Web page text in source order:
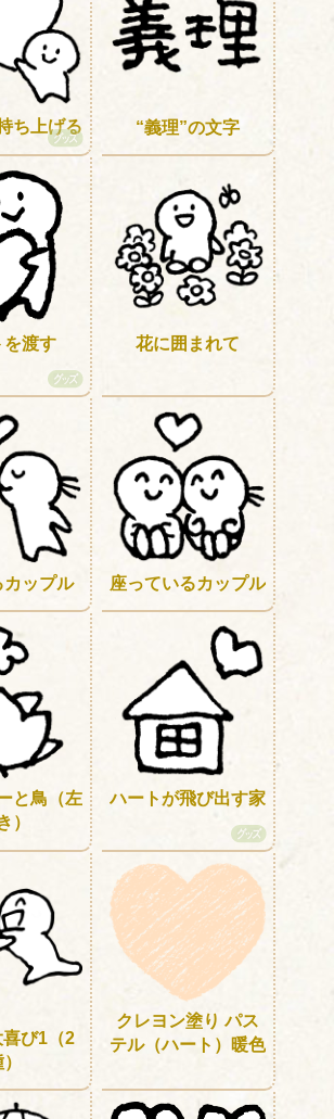
ち上げる “義理”の文字
を渡す 花に囲まれて
カップル 座っているカップル
と鳥（左
）
ハートが飛び出す家
び1（2
クレヨン塗り パス
テル（ハート）暖色